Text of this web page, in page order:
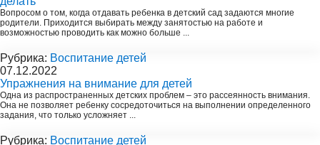
Вопросом о том, когда отдавать ребенка в детский сад задаются многие
родители. Приходится выбирать между занятостью на работе и
возможностью проводить как можно больше ...
Рубрика: Воспитание детей
07.12.2022
Упражнения на внимание для детей
Одна из распространенных детских проблем – это рассеянность внимания.
Она не позволяет ребенку сосредоточиться на выполнении определенного
задания, что только усложняет ...
Рубрика: Воспитание детей